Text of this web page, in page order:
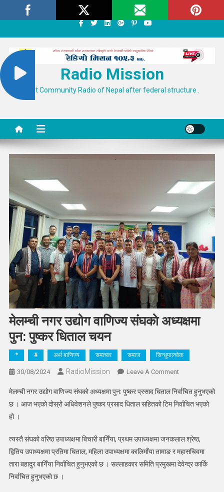
Sunday, August 09, 2026 About
Radio Mission
First Community Radio of Nepal after federal structure .
मेलम्ची नगर उद्योग वाणिज्य संघकाे अध्यक्षमा
पुन: पुष्कर धिताल चयन
* # अर्थ बाणिज्य समाचार समाज सिन्धुपाल्चोक
30/08/2024 RadioMission Leave A CommentOn
नगर
उद्योग
अध्यक्षमा
पुन:
पुष्कर
मेलम्ची नगर उद्योग वाणिज्य संघकाे अध्यक्षमा पुन: पुष्कर प्रसाद धिताल निर्वाचित हुनुभएको
छ । आज भएको दोस्रो अधिवेशनले पुष्कर प्रसाद धिताल सहितको टिम निर्वाचित भएको
हो ।
त्यस्तै संघको वरिष्ठ उपाध्यक्षमा बिचारी बानिँया, प्रथम उपाध्यक्षमा जनकलाल श्रेष्ठ,
द्वितिय उपाध्यक्षमा प्रतिमा धिताल, महिला उपाध्यक्षमा कालिमाँया तामाङ र महासचिवमा
तारा बहादुर बानिँया निर्वाचित हुनुभएको छ । सल्लाहकार समिति प्रमुखमा देवेन्द्र कार्कि
निर्वाचित हुनुभएकाे छ ।